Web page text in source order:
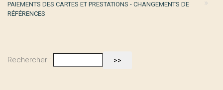
PAIEMENTS DES CARTES ET PRESTATIONS - CHANGEMENTS DE
RÉFÉRENCES
Rechercher :